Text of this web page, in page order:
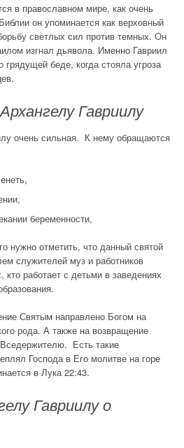
в православном мире, как очень
он упоминается как верховный
светлых сил против темных. Он
изгнал дьявола. Именно Гавриил
беде, когда стояла угроза
Гавриилу
очень сильная. К нему обращаются
беременности,
нужно отметить, что данный святой
служителей муз и работников
кто работает с детьми в заведениях
Святым направлено Богом на
рода. А также на возвращение
Есть такие
Господа в Его молитве на горе
в Лука 22:43.
Гавриилу о